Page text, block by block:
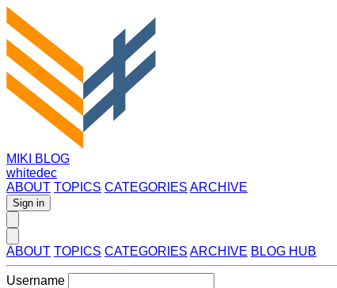
MIKI BLOG
whitedec
ABOUT TOPICS CATEGORIES ARCHIVE
Sign in
ABOUT TOPICS CATEGORIES ARCHIVE BLOG HUB
Username